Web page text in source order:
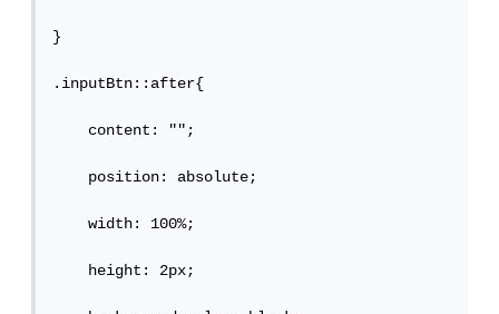
}
.inputBtn::after{
content: "";
position: absolute;
width: 100%;
height: 2px;